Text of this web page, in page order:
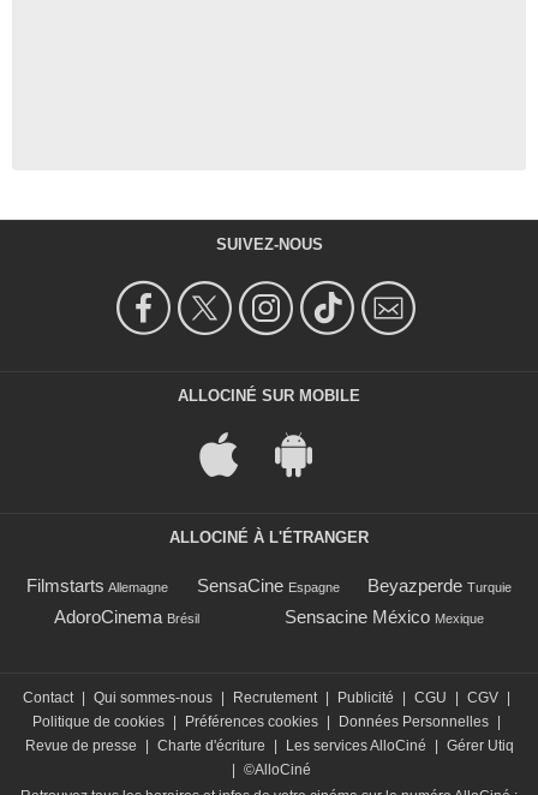
SUIVEZ-NOUS
ALLOCINÉ SUR MOBILE
ALLOCINÉ À L'ÉTRANGER
Filmstarts Allemagne SensaCine Espagne Beyazperde Turquie
AdoroCinema Brésil Sensacine México Mexique
Contact Qui sommes-nous Recrutement Publicité CGU CGV
Politique de cookies
Préférences cookies Données Personnelles
Revue de presse
Charte d'écriture Les services AlloCiné
Gérer Utiq
©AlloCiné